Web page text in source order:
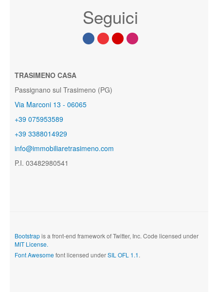
Seguici
TRASIMENO CASA
Passignano sul Trasimeno (PG)
Via Marconi 13 - 06065
+39 075953589
+39 3388014929
info@immobiliaretrasimeno.com
P.I. 03482980541
Bootstrapis a front-end framework of Twitter, Inc. Code licensed under
MIT License.
Font Awesomefont licensed underSIL OFL 1.1.